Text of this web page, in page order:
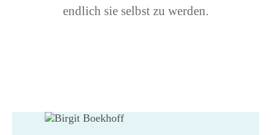
endlich sie selbst zu werden.